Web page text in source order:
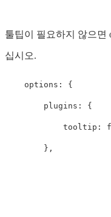
툴팁이 필요하지 않으면
십시오.
    options: {
        plugins: {
tooltip: